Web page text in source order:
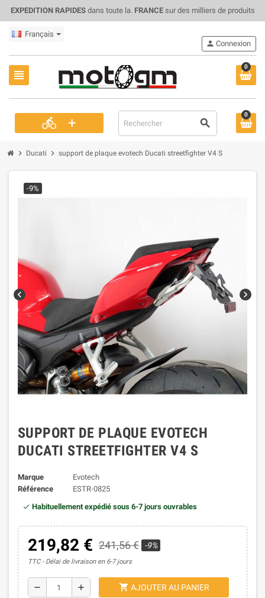
EXPEDITION RAPIDESdans toute la. FRANCEsur des milliers de produits
Français
view_headline
0
directions_bike + search
person Connexion
0
chevron_right Ducati chevron_right support de plaque evotech Ducati streetfighter V4 S
chevron_left chevron_right
-9%
SUPPORT DE PLAQUE EVOTECH
DUCATI STREETFIGHTER V4 S
Marque
Evotech
Référence
ESTR-0825
Habituellement expédié sous 6-7 jours ouvrables
219,82 € 241,56 € -9%
TTC Délai de livraison en 6-7 jours
remove add shopping_cart AJOUTER AU PANIER